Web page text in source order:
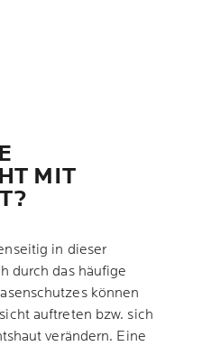
MIT
in dieser
durch das häufige
können
auftreten bzw. sich
verändern. Eine